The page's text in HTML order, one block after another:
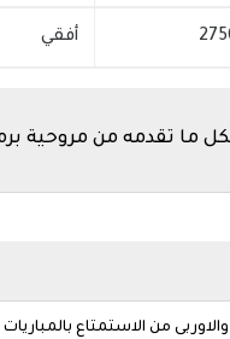
أفقي
ما تقدمه من مروحية
من الاستمتاع